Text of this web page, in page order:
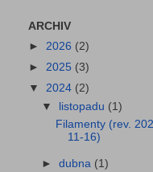
ARCHIV
► 2026 (2)
► 2025 (3)
▼ 2024 (2)
▼ listopadu (1)
Filamenty (rev.
11-16)
►dubna (1)